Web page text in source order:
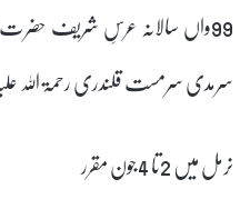
99واں سالانہ عرسِ شریف
سرمدی سرمست قلندری رحمۃ اللہ
نرمل میں 2تا 4جون مقرر